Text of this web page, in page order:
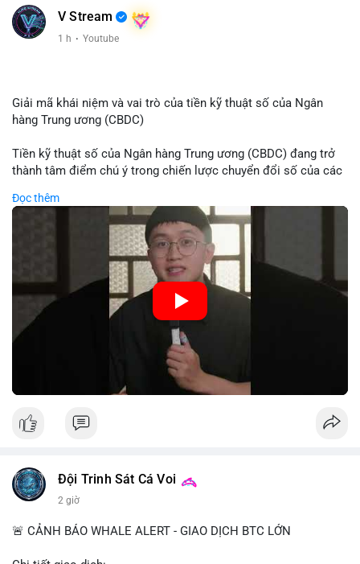
V Stream
1 h · Youtube
Giải mã khái niệm và vai trò của tiền kỹ thuật số của Ngân
hàng Trung ương (CBDC)
Tiền kỹ thuật số của Ngân hàng Trung ương (CBDC) đang trở
thành tâm điểm chú ý trong chiến lược chuyển đổi số của các
trung, CBDC là hình thức tiền pháp định được phát hành và
quản lý trực tiếp bởi Ngân hàng Trung ương nhằm tối ưu hóa
hệ thống thanh toán và tăng cường hiệu quả chính sách tiền tệ.
Việc triển khai CBDC hứa hẹn sẽ thay đổi diện mạo của hạ
tầng tài chính truyền thống, mang lại sự tiện lợi trong giao dịch
nhưng cũng đặt ra nhiều thách thức về quyền riêng tư và an
ninh mạng.
🎥 Xem video trực tiếp tại:
Đọc thêm
Đội Trinh Sát Cá Voi
2 giờ
🚨 CẢNH BÁO WHALE ALERT - GIAO DỊCH BTC LỚN